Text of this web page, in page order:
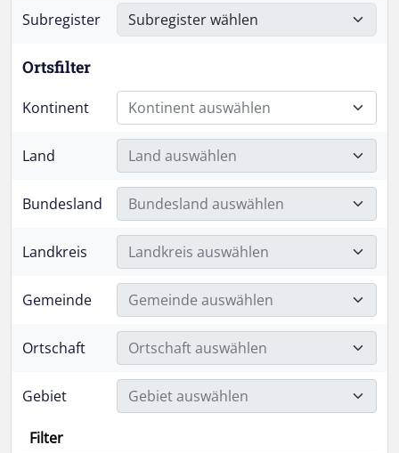
Subregister
Ortsfilter
Kontinent Kontinent auswählen
Land Land auswählen
Bundesland Bundesland auswählen
Landkreis Landkreis auswählen
Gemeinde Gemeinde auswählen
Ortschaft Ortschaft auswählen
Gebiet Gebiet auswählen
Filter